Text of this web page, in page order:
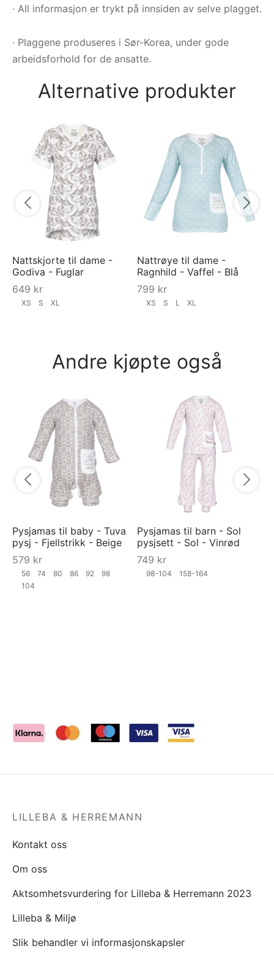
· All informasjon er trykt på innsiden av selve plagget.
· Plaggene produseres i Sør-Korea, under gode
arbeidsforhold for de ansatte.
Alternative produkter
Nattskjorte til dame -
Godiva - Fuglar
649 kr
XS S XL
Nattrøye til dame -
Ragnhild - Vaffel - Blå
799 kr
XS S L XL
Andre kjøpte også
Pysjamas til baby - Tuva
pysj - Fjellstrikk - Beige
579 kr
56 74 80 86 92
98
104
Pysjamas til barn - Sol
pysjsett - Sol - Vinrød
749 kr
98-104 158-164
LILLEBA & HERREMANN
Kontakt oss
Om oss
Aktsomhetsvurdering for Lilleba & Herremann 2023
Lilleba & Miljø
Slik behandler vi informasjonskapsler